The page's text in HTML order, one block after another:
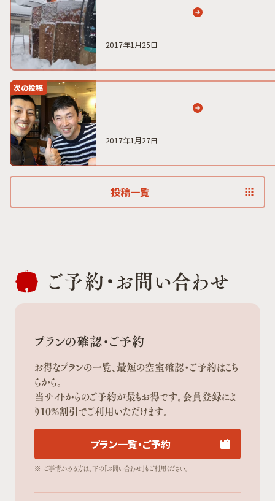
2017年1月25日
次の投稿
2017年1月27日
投稿一覧
ご予約・お問い合わせ
プランの確認・ご予約
お得なプランの一覧、最短の空室確認・ご予約はこち
らから。
当サイトからのご予約が最もお得です。会員登録によ
り10%割引でご利用いただけます。
プラン一覧・ご予約
※ ご事情がある方は、下の「お問い合わせ」もご利用ください。